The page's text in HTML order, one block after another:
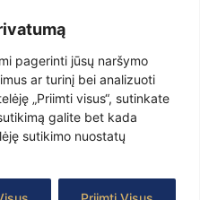
pagerinti jūsų naršymo
ar turinį bei analizuoti
„Priimti visus“, sutinkate
galite bet kada
sutikimo nuostatų
–
Skuodo rajono